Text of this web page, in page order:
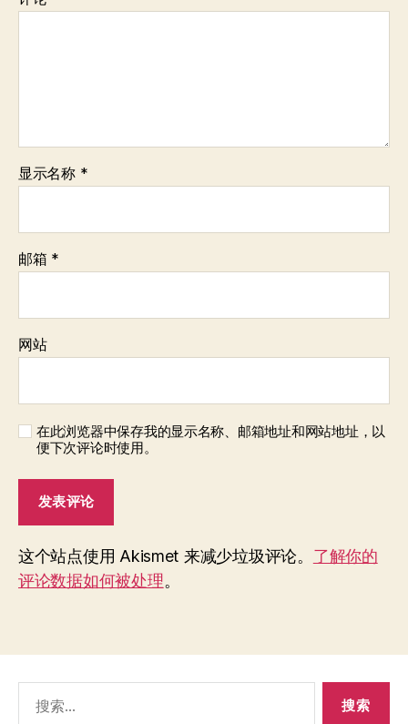
显示名称 *
邮箱 *
网站
在此浏览器中保存我的显示名称、邮箱地址和网站地址，以
便下次评论时使用。
这个站点使用 Akismet 来减少垃圾评论。 了解你的
评论数据如何被处理。
索：